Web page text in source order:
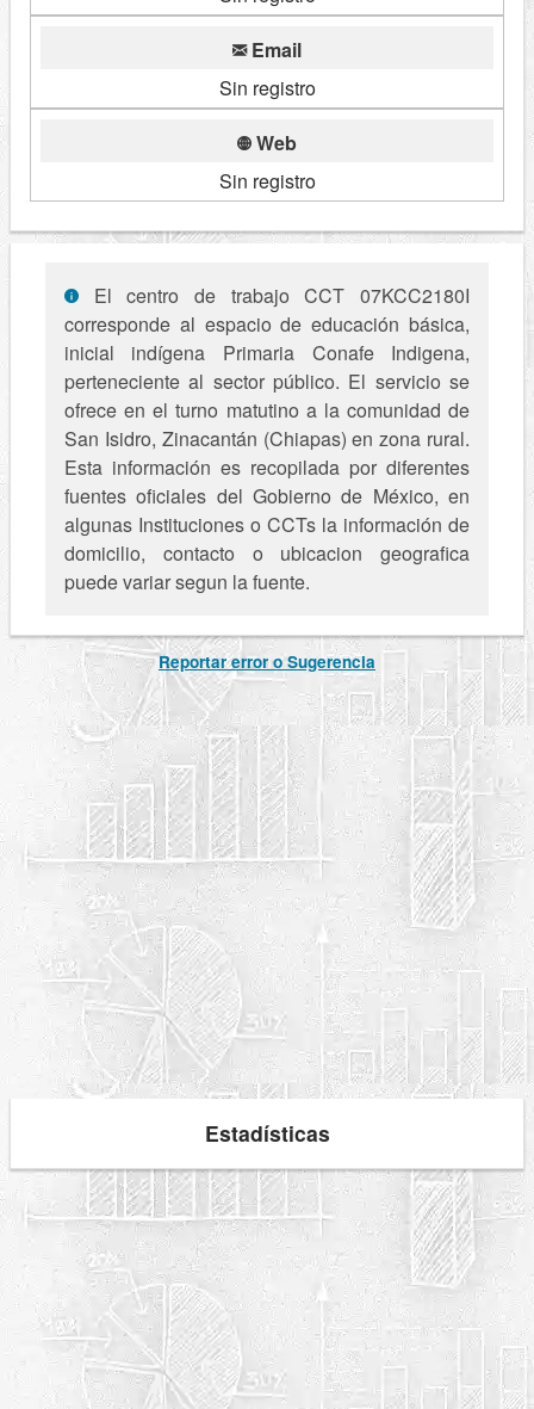
Email
Sin registro
Web
Sin registro
El centro de trabajo CCT 07KCC2180I
corresponde al espacio de educación básica,
inicial indígena Primaria Conafe Indigena,
perteneciente al sector público. El servicio se
ofrece en el turno matutino a la comunidad de
San Isidro, Zinacantán (Chiapas) en zona rural.
Esta información es recopilada por diferentes
fuentes oficiales del Gobierno de México, en
algunas Instituciones o CCTs la información de
domicilio, contacto o ubicacion geografica
puede variar segun la fuente.
Reportar error o Sugerencia
Estadísticas